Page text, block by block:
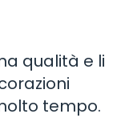
qualità e li
tempo.